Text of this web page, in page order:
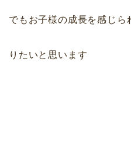
でもお子様の成長を感じら
りたいと思います